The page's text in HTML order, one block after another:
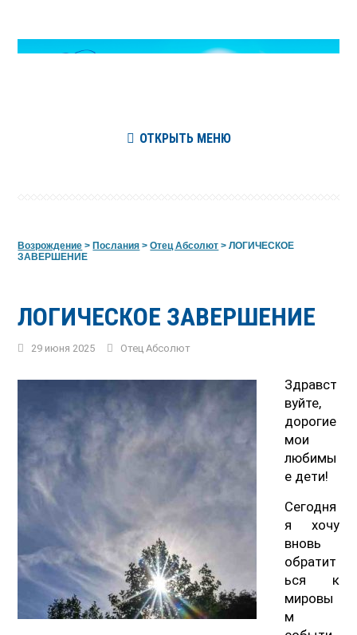
ОТКРЫТЬ МЕНЮ
Возрождение >Послания >Отец Абсолют >ЛОГИЧЕСКОЕ
ЗАВЕРШЕНИЕ
ЛОГИЧЕСКОЕ ЗАВЕРШЕНИЕ
29 июня 2025 Отец Абсолют
Здравст
вуйте,
дорогие
мои
любимы
е дети!
Сегодня
я хочу
вновь
обратит
ься к
мировы
м